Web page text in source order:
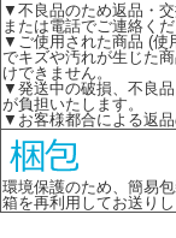
▼不良品のため返品・
または電話でご連絡くだ
▼ご使用された商品 (使
でキズや汚れが生じた
けできません。
▼発送中の破損、不良
が負担いたします。
▼お客様都合による返品
環境保護のため、簡易
箱を再利用してお送りし